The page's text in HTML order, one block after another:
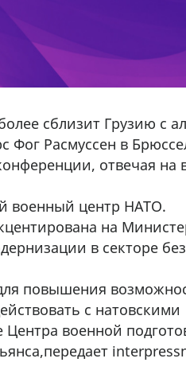
сблизит Грузию с
Фог Расмуссен в
отвечая на
военный центр НАТО.
на
в секторе
повышения
с натовскими
военной